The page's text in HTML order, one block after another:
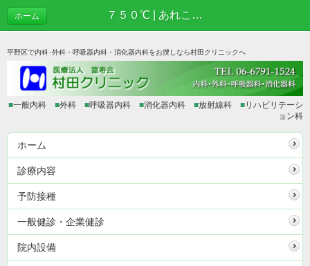
７５０℃ | あれこれブログ
ホーム
平野区で内科･外科・呼吸器内科・消化器内科をお捜しなら村田クリニックへ
■一般内科 ■外科 ■呼吸器内科 ■消化器内科 ■放射線科 ■リハビリテーシ
ョン科
ホーム
診療内容
予防接種
一般健診・企業健診
院内設備